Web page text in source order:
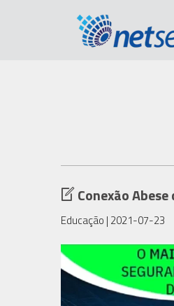
Conexão
Educação | 2021-07-23